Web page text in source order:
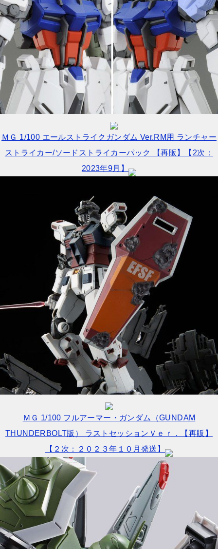
ＭＧ 1/100 エールストライクガンダム Ver.RM用 ランチャー
ストライカー/ソードストライカーパック 【再販】【2次：
2023年9月】
ＭＧ 1/100 フルアーマー・ガンダム（GUNDAM
THUNDERBOLT版） ラストセッションＶｅｒ．【再販】
【２次：２０２３年１０月発送】